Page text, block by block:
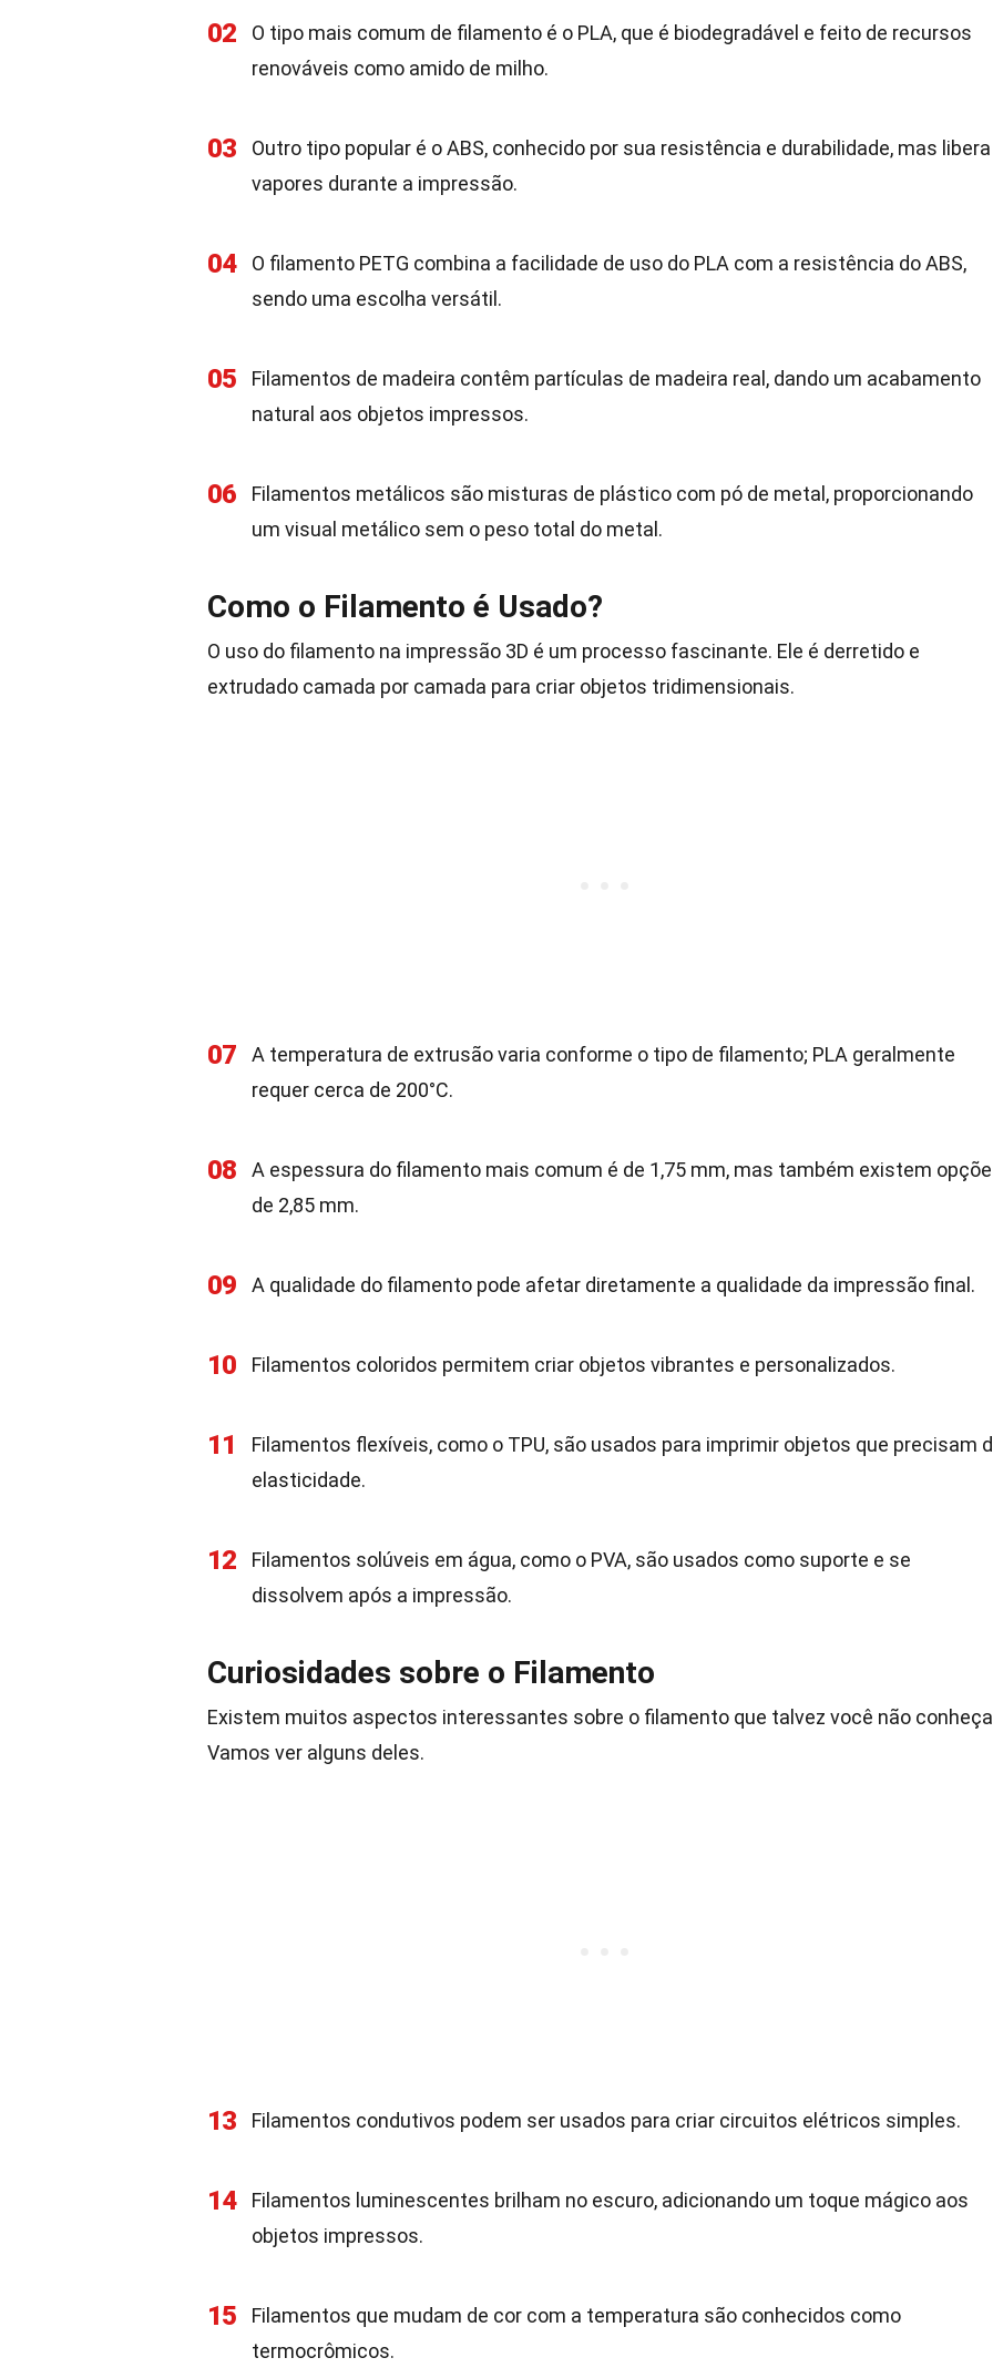
02
O tipo mais comum de filamento é o PLA, que é biodegradável e feito de recursos
renováveis como amido de milho.
03
Outro tipo popular é o ABS, conhecido por sua resistência e durabilidade, mas libera
vapores durante a impressão.
04
O filamento PETG combina a facilidade de uso do PLA com a resistência do ABS,
sendo uma escolha versátil.
05
Filamentos de madeira contêm partículas de madeira real, dando um acabamento
natural aos objetos impressos.
06
Filamentos metálicos são misturas de plástico com pó de metal, proporcionando
um visual metálico sem o peso total do metal.
Como o Filamento é Usado?
O uso do filamento na impressão 3D é um processo fascinante. Ele é derretido e
extrudado camada por camada para criar objetos tridimensionais.
07
A temperatura de extrusão varia conforme o tipo de filamento; PLA geralmente
requer cerca de 200°C.
08
A espessura do filamento mais comum é de 1,75 mm, mas também existem
de 2,85 mm.
09 A qualidade do filamento pode afetar diretamente a qualidade da impressão final.
10 Filamentos coloridos permitem criar objetos vibrantes e personalizados.
11
Filamentos flexíveis, como o TPU, são usados para imprimir objetos que precisam
elasticidade.
12
Filamentos solúveis em água, como o PVA, são usados como suporte e se
dissolvem após a impressão.
Curiosidades sobre o Filamento
Existem muitos aspectos interessantes sobre o filamento que talvez você não
Vamos ver alguns deles.
13 Filamentos condutivos podem ser usados para criar circuitos elétricos simples.
14
Filamentos luminescentes brilham no escuro, adicionando um toque mágico aos
objetos impressos.
15
Filamentos que mudam de cor com a temperatura são conhecidos como
termocrômicos.